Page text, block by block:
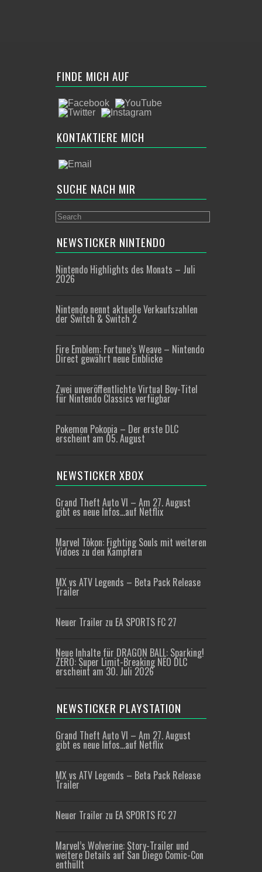
FINDE MICH AUF
KONTAKTIERE MICH
SUCHE NACH MIR
NEWSTICKER NINTENDO
Nintendo Highlights des Monats – Juli
2026
Nintendo nennt aktuelle Verkaufszahlen
der Switch & Switch 2
Fire Emblem: Fortune’s Weave – Nintendo
Direct gewährt neue Einblicke
Zwei unveröffentlichte Virtual Boy-Titel
für Nintendo Classics verfügbar
Pokemon Pokopia – Der erste DLC
erscheint am 05. August
NEWSTICKER XBOX
Grand Theft Auto VI – Am 27. August
gibt es neue Infos…auf Netflix
Marvel Tōkon: Fighting Souls mit weiteren
Vidoes zu den Kämpfern
MX vs ATV Legends – Beta Pack Release
Trailer
Neuer Trailer zu EA SPORTS FC 27
Neue Inhalte für DRAGON BALL: Sparking!
ZERO: Super Limit-Breaking NEO DLC
erscheint am 30. Juli 2026
NEWSTICKER PLAYSTATION
Grand Theft Auto VI – Am 27. August
gibt es neue Infos…auf Netflix
MX vs ATV Legends – Beta Pack Release
Trailer
Neuer Trailer zu EA SPORTS FC 27
Marvel’s Wolverine: Story-Trailer und
weitere Details auf San Diego Comic-Con
enthüllt